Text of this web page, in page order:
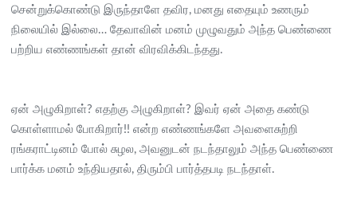
சென்றுக்கொண்டு இருந்தாளே தவிர, மனது எதையும் உணரும்
நிலையில் இல்லை… தேவாவின் மனம் முழுவதும் அந்த பெண்ணை
பற்றிய எண்ணங்கள் தான் விரவிக்கிடந்தது.
ஏன் அழுகிறாள்? எதற்கு அழுகிறாள்? இவர் ஏன் அதை கண்டு
கொள்ளாமல் போகிறார்!! என்ற எண்ணங்களே அவளைசுற்றி
ரங்கராட்டினம் போல் சுழல, அவனுடன் நடந்தாலும் அந்த பெண்ணை
பார்க்க மனம் உந்தியதால், திரும்பி பார்த்தபடி நடந்தாள்.